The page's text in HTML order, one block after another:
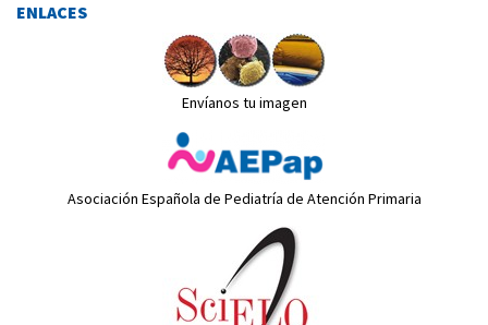
ENLACES
Envíanos tu imagen
Asociación Española de Pediatría de Atención Primaria